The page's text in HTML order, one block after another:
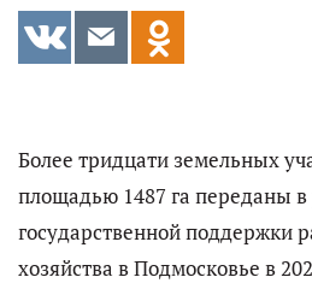
Более тридцати земельных
площадью 1487 га переданы
государственной поддержки
хозяйства в Подмосковье в